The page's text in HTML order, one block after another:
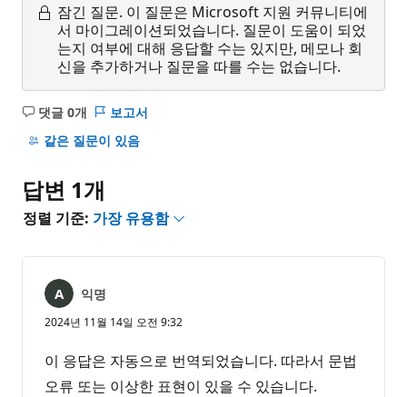
잠긴 질문. 이 질문은 Microsoft 지원 커뮤니티에
서 마이그레이션되었습니다. 질문이 도움이 되었
는지 여부에 대해 응답할 수는 있지만, 메모나 회
신을 추가하거나 질문을 따를 수는 없습니다.
댓글 0개
설
명
음
보고서
같은 질문이 있음
답변 1개
정렬 기준: 가장 유용함
익명
2024년 11월 14일 오전 9:32
이 응답은 자동으로 번역되었습니다. 따라서 문법
오류 또는 이상한 표현이 있을 수 있습니다.